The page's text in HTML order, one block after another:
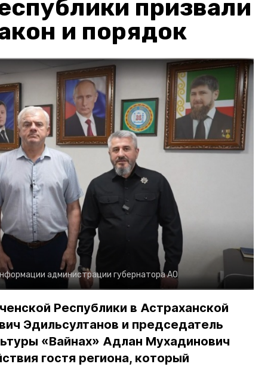
призвали
и порядок
администрации губернатора АО
Республики в Астраханской
Эдильсултанов и председатель
«Вайнах» Адлан Мухадинович
гостя региона, который